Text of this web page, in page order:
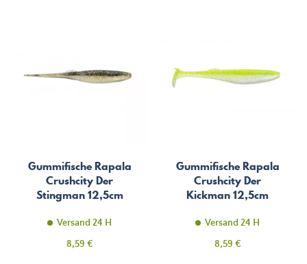
Gummifische Rapala
Crushcity Der
Stingman 12,5cm
Versand 24 H
Preis
8,59 €
Gummifische Rapala
Crushcity Der
Kickman 12,5cm
Versand 24 H
Preis
8,59 €